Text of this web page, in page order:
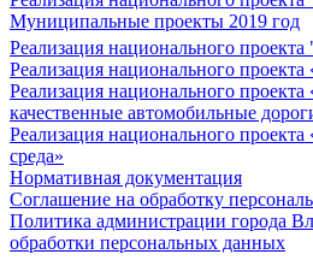
Муниципальные проекты 2019 год
Реализация национального
Реализация национального проекта
Реализация национального проекта
качественные автомобильные
Реализация национального
среда»
Нормативная документация
Соглашение на обработку
Политика администрации города
обработки персональных данных